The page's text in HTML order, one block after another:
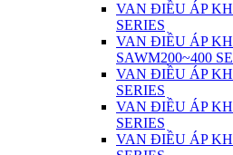
VAN ĐIỀU ÁP
SERIES
VAN ĐIỀU ÁP
SAWM200~400
VAN ĐIỀU ÁP
SERIES
VAN ĐIỀU ÁP
SERIES
VAN ĐIỀU ÁP